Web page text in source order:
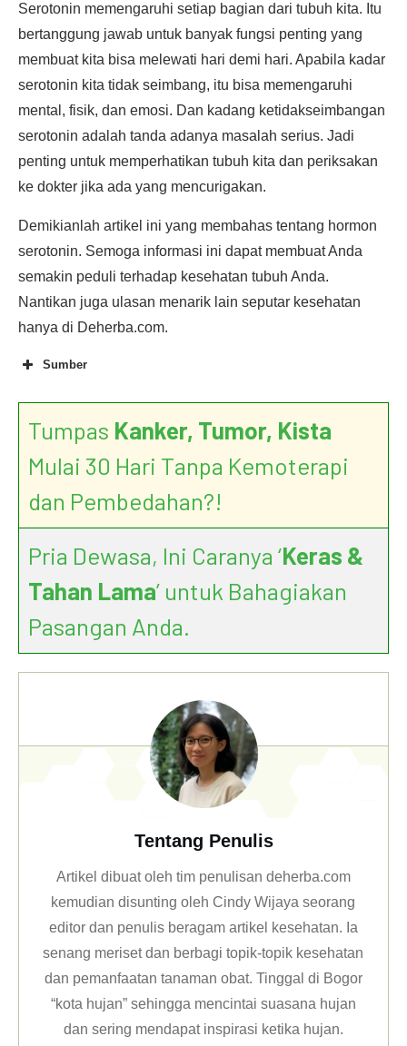
Serotonin memengaruhi setiap bagian dari tubuh kita. Itu
bertanggung jawab untuk banyak fungsi penting yang
membuat kita bisa melewati hari demi hari. Apabila kadar
serotonin kita tidak seimbang, itu bisa memengaruhi
mental, fisik, dan emosi. Dan kadang ketidakseimbangan
serotonin adalah tanda adanya masalah serius. Jadi
penting untuk memperhatikan tubuh kita dan periksakan
ke dokter jika ada yang mencurigakan.
Demikianlah artikel ini yang membahas tentang hormon
serotonin. Semoga informasi ini dapat membuat Anda
semakin peduli terhadap kesehatan tubuh Anda.
Nantikan juga ulasan menarik lain seputar kesehatan
hanya di Deherba.com.
Sumber
Tumpas Kanker, Tumor, Kista
Mulai 30 Hari Tanpa Kemoterapi
dan Pembedahan?!
Pria Dewasa, Ini Caranya ‘Keras &
Tahan Lama’ untuk Bahagiakan
Pasangan Anda.
Tentang Penulis
Artikel dibuat oleh tim penulisan deherba.com
kemudian disunting oleh Cindy Wijaya seorang
editor dan penulis beragam artikel kesehatan. Ia
senang meriset dan berbagi topik-topik kesehatan
dan pemanfaatan tanaman obat. Tinggal di Bogor
“kota hujan” sehingga mencintai suasana hujan
dan sering mendapat inspirasi ketika hujan.